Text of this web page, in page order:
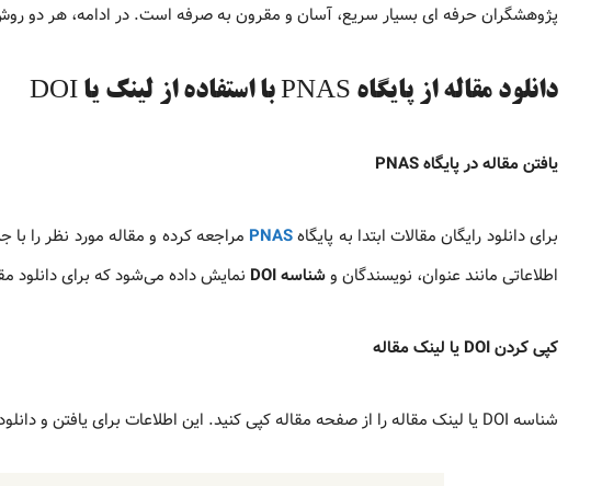
پژوهشگران حرفه‌ ای بسیار سریع، آسان و مقرون‌ به‌ صرفه است. در ادامه، هر دو
دانلود مقاله از پایگاه PNAS با استفاده از لینک یا DOI
یافتن مقاله در پایگاه PNAS
برای دانلود رایگان مقالات ابتدا به پایگاهPNAS مراجعه کرده و مقاله مورد نظر را
اطلاعاتی مانند عنوان، نویسندگان وشناسه DOI نمایش داده می‌شود که برای دانلود
کپی کردن DOI یا لینک مقاله
شناسه DOI یا لینک مقاله را از صفحه مقاله کپی کنید. این اطلاعات برای یافتن و دانلود سریع مقاله از ایران پیپر ضروری است.